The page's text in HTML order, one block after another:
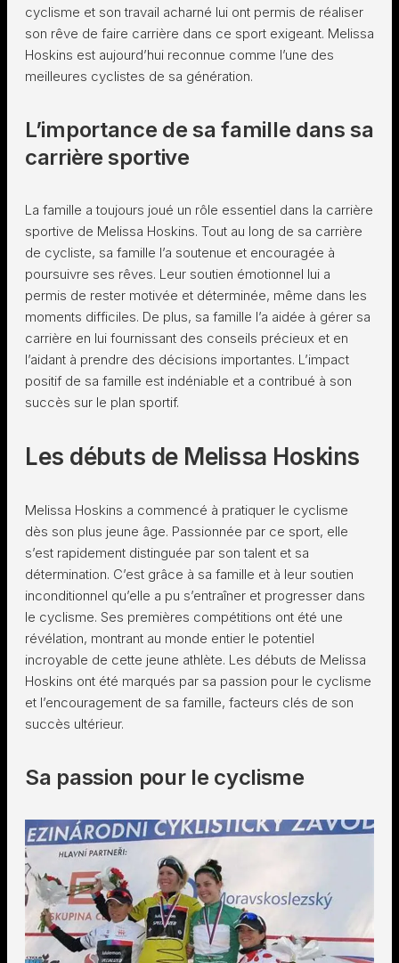
cyclisme et son travail acharné lui ont permis de réaliser
son rêve de faire carrière dans ce sport exigeant. Melissa
Hoskins est aujourd’hui reconnue comme l’une des
meilleures cyclistes de sa génération.
L’importance de sa famille dans sa
carrière sportive
La famille a toujours joué un rôle essentiel dans la carrière
sportive de Melissa Hoskins. Tout au long de sa carrière
de cycliste, sa famille l’a soutenue et encouragée à
poursuivre ses rêves. Leur soutien émotionnel lui a
permis de rester motivée et déterminée, même dans les
moments difficiles. De plus, sa famille l’a aidée à gérer sa
carrière en lui fournissant des conseils précieux et en
l’aidant à prendre des décisions importantes. L’impact
positif de sa famille est indéniable et a contribué à son
succès sur le plan sportif.
Les débuts de Melissa Hoskins
Melissa Hoskins a commencé à pratiquer le cyclisme
dès son plus jeune âge. Passionnée par ce sport, elle
s’est rapidement distinguée par son talent et sa
détermination. C’est grâce à sa famille et à leur soutien
inconditionnel qu’elle a pu s’entraîner et progresser dans
le cyclisme. Ses premières compétitions ont été une
révélation, montrant au monde entier le potentiel
incroyable de cette jeune athlète. Les débuts de Melissa
Hoskins ont été marqués par sa passion pour le cyclisme
et l’encouragement de sa famille, facteurs clés de son
succès ultérieur.
Sa passion pour le cyclisme